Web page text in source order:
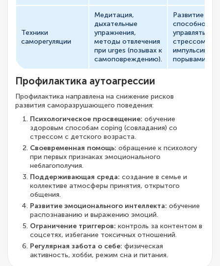
Техники
саморегуляции
Медитация,
дыхательные
упражнения,
методы отвлечения
при urges (позывах к
самоповреждению).
Развитие
способности
управлять
стрессом и
порывами.
Профилактика аутоагрессии
Профилактика направлена на снижение рисков
развития саморазрушающего поведения:
Психологическое просвещение: обучение
здоровым способам coping (совладания) со
стрессом с детского возраста.
Своевременная помощь: обращение к психологу
при первых признаках эмоционального
неблагополучия.
Поддерживающая среда: создание в семье и
коллективе атмосферы принятия, открытого
общения.
Развитие эмоционального интеллекта: обучение
распознаванию и выражению эмоций.
Ограничение триггеров: контроль за контентом в
соцсетях, избегание токсичных отношений.
Регулярная забота о себе: физическая
активность, хобби, режим сна и питания.